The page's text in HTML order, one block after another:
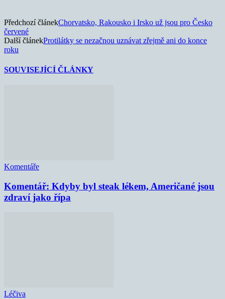
Předchozí článekChorvatsko, Rakousko i Irsko už jsou pro Česko
červené
Další článekProtilátky se nezačnou uznávat zřejmě ani do konce
roku
SOUVISEJÍCÍ ČLÁNKY
Komentáře
Komentář: Kdyby byl steak lékem, Američané jsou
zdraví jako řípa
Léčiva